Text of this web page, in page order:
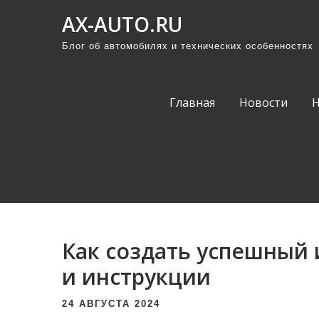
AX-AUTO.RU
Блог об автомобилях и технических особенностях
Главная Новости
Как создать успешный
и инструкции
24 АВГУСТА 2024